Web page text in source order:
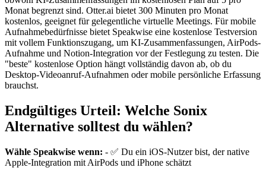
Monat begrenzt sind. Otter.ai bietet 300 Minuten pro Monat
kostenlos, geeignet für gelegentliche virtuelle Meetings. Für mobile
Aufnahmebedürfnisse bietet Speakwise eine kostenlose Testversion
mit vollem Funktionszugang, um KI-Zusammenfassungen, AirPods-
Aufnahme und Notion-Integration vor der Festlegung zu testen. Die
"beste" kostenlose Option hängt vollständig davon ab, ob du
Desktop-Videoanruf-Aufnahmen oder mobile persönliche Erfassung
brauchst.
Endgültiges Urteil: Welche Sonix
Alternative solltest du wählen?
Wähle Speakwise wenn: - ✅ Du ein iOS-Nutzer bist, der native
Apple-Integration mit AirPods und iPhone schätzt